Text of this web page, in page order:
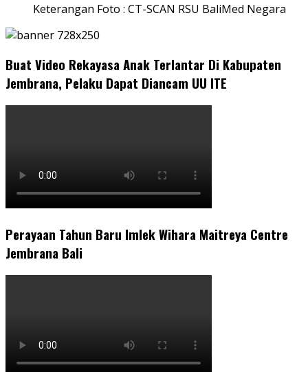
Keterangan Foto : CT-SCAN RSU BaliMed Negara
Buat Video Rekayasa Anak Terlantar Di Kabupaten
Jembrana, Pelaku Dapat Diancam UU ITE
Perayaan Tahun Baru Imlek Wihara Maitreya Centre
Jembrana Bali